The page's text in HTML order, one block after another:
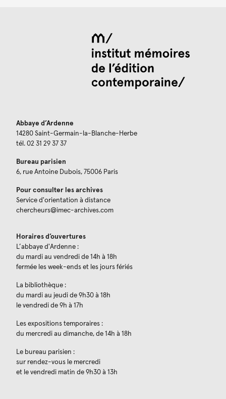
Abbaye d’Ardenne
14280 Saint-Germain-la-Blanche-Herbe
tél. 02 31 29 37 37
Bureau parisien
6, rue Antoine Dubois, 75006 Paris
Pour consulter les archives
Service d'orientation à distance
chercheurs@imec-archives.com
Horaires d’ouvertures
L’abbaye d'Ardenne :
du mardi au vendredi de 14h à 18h
fermée les week-ends et les jours fériés
La bibliothèque :
du mardi au jeudi de 9h30 à 18h
le vendredi de 9h à 17h
Les expositions temporaires :
du mercredi au dimanche, de 14h à 18h
Le bureau parisien :
sur rendez-vous le mercredi
et le vendredi matin de 9h30 à 13h